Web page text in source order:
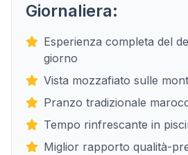
Giornaliera:
Esperienza completa del
giorno
Vista mozzafiato sulle
Pranzo tradizionale
Tempo rinfrescante in
Miglior rapporto qualità-